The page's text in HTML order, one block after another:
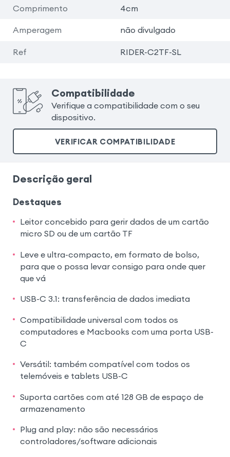
Comprimento 4cm
Amperagem não divulgado
Ref RIDER-C2TF-SL
Compatibilidade
Verifique a compatibilidade com o seu
dispositivo.
VERIFICAR COMPATIBILIDADE
Descrição geral
Destaques
Leitor concebido para gerir dados de um cartão
micro SD ou de um cartão TF
Leve e ultra-compacto, em formato de bolso,
para que o possa levar consigo para onde quer
que vá
USB-C 3.1: transferência de dados imediata
Compatibilidade universal com todos os
computadores e Macbooks com uma porta USB-
C
Versátil: também compatível com todos os
telemóveis e tablets USB-C
Suporta cartões com até 128 GB de espaço de
armazenamento
Plug and play: não são necessários
controladores/software adicionais